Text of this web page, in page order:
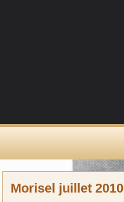
Morisel juillet 2010